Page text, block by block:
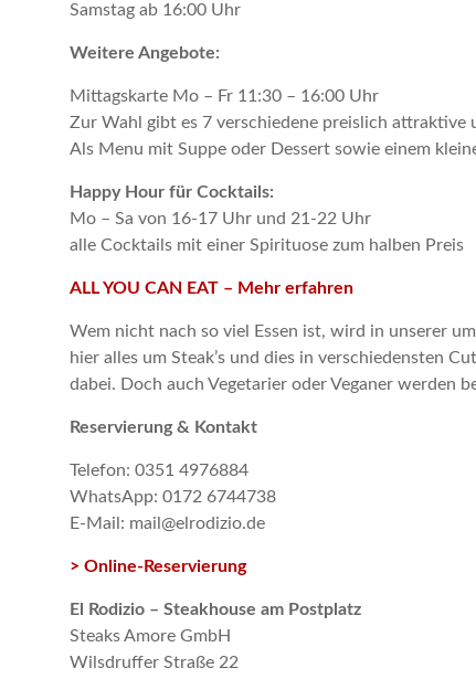
Samstag ab 16:00 Uhr
Weitere Angebote:
Mittagskarte Mo – Fr 11:30 – 16:00 Uhr
Zur Wahl gibt es 7 verschiedene preislich attraktive
Als Menu mit Suppe oder Dessert sowie einem
Happy Hour für Cocktails:
Mo – Sa von 16-17 Uhr und 21-22 Uhr
alle Cocktails mit einer Spirituose zum halben Preis
ALL YOU CAN EAT – Mehr erfahren
Wem nicht nach so viel Essen ist, wird in unserer
hier alles um Steak’s und dies in verschiedensten
dabei. Doch auch Vegetarier oder Veganer werden
Reservierung & Kontakt
Telefon: 0351 4976884
WhatsApp: 0172 6744738
E-Mail: mail@elrodizio.de
> Online-Reservierung
El Rodizio – Steakhouse am Postplatz
Steaks Amore GmbH
Wilsdruffer Straße 22